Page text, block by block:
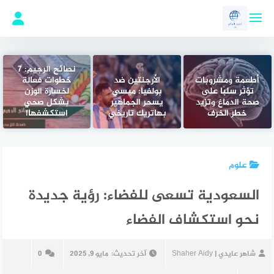
أطعمة ومشروبات
تؤثر سلبًا على
صحة الدماغ وتزيد
خطر الخرف
الأرجنتين ضد
بولفيا: ميسي
يسحر الجماهير
بهاتريك تاريخي
نصائح الرجيم: 7
خطوات فعالة
لخسارة الوزن
بشكل صحي
استكشفها!
علوم
السعودية تسعى للفضاء: رؤية جديدة
نحو استكشاف الفضاء
شاهر عايدي | Shaher Aidy آخر تحديث: مايو 9, 2025 0